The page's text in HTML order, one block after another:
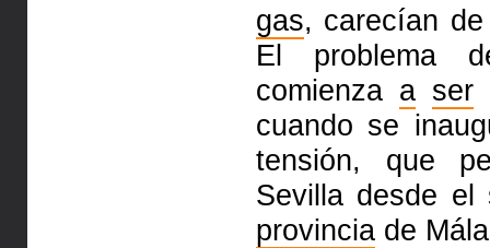
gas, carecían
El problema
comienza a ser
cuando se
tensión, que
Sevilla desde
provincia de